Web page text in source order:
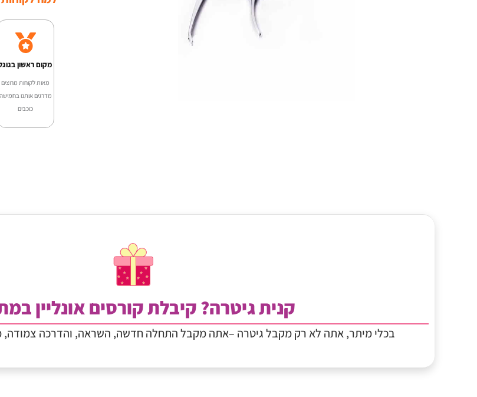
מקום ראשון
מאות לקוחות מרוצים
מדרגים אותנו בחמישה
כוכבים
קנית גיטרה? קיבלת קורסים אונליין
בכלי מיתר, אתה לא רק מקבל גיטרה –אתה מקבל התחלה חדשה, השראה, והדרכה צמודה,